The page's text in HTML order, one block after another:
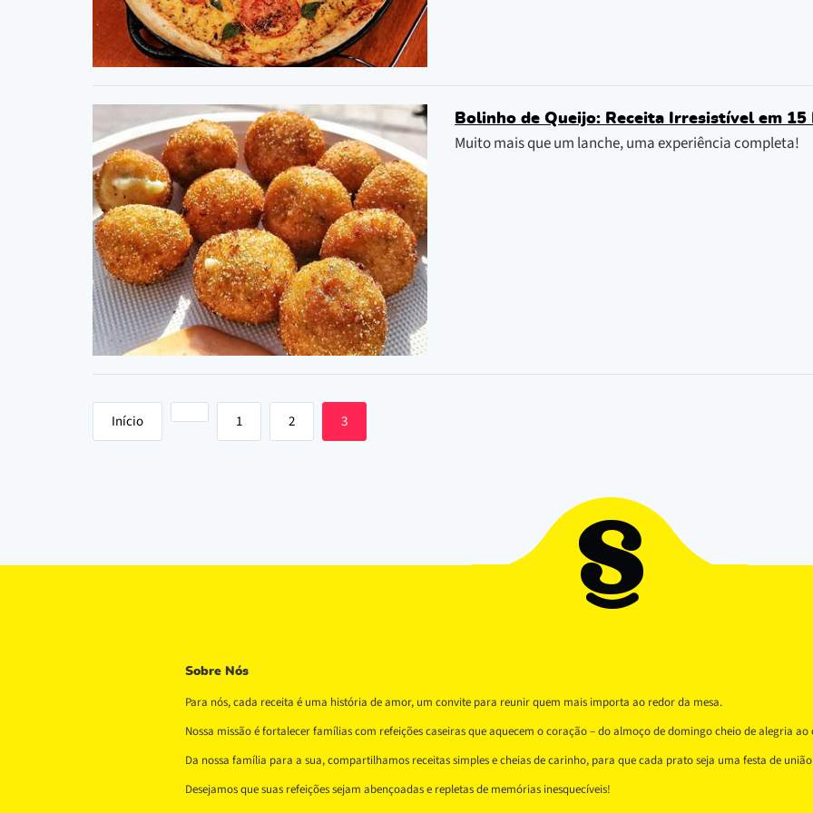
Bolinho de Queijo: Receita Irresistível em 15
Muito mais que um lanche, uma experiência completa!
Início 1 2 3
Sobre Nós
Para nós, cada receita é uma história de amor, um convite para reunir quem mais importa ao redor da mesa.
Nossa missão é fortalecer famílias com refeições caseiras que aquecem o coração – do almoço de domingo cheio de alegria
Da nossa família para a sua, compartilhamos receitas simples e cheias de carinho, para que cada prato seja uma festa de
Desejamos que suas refeições sejam abençoadas e repletas de memórias inesquecíveis!